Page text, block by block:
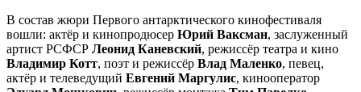
В состав жюри Первого антарктического кинофестиваля
вошли: актёр и кинопродюсер Юрий Ваксман, заслуженный
артист РСФСР Леонид Каневский, режиссёр театра и кино
Владимир Котт, поэт и режиссёр Влад Маленко, певец,
актёр и телеведущий Евгений Маргулис, кинооператор